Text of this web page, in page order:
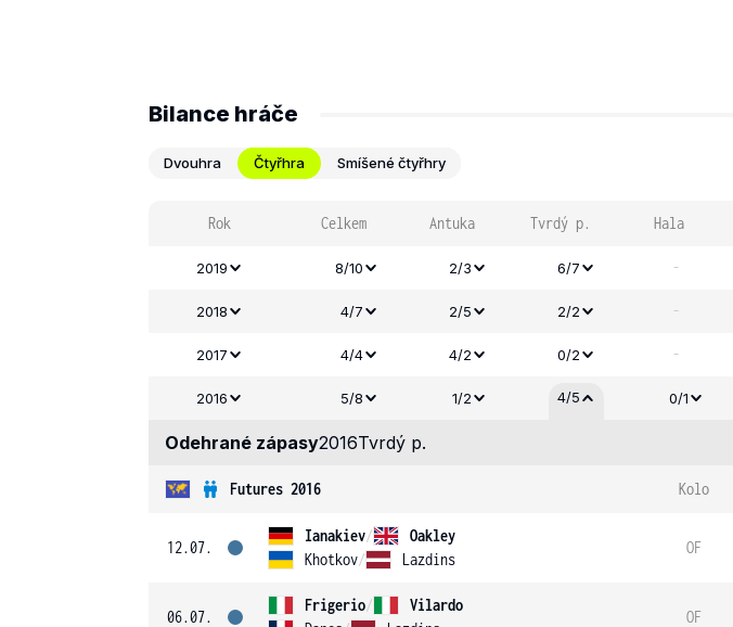
Bilance hráče
Dvouhra Čtyřhra Smíšené čtyřhry
Rok Celkem Antuka Tvrdý p. Hala
2019 8/10 2/3 6/7 -
2018 4/7 2/5 2/2 -
2017 4/4 4/2 0/2 -
2016 5/8 1/2 4/5 0/1
Odehrané zápasy2016Tvrdý p.
Futures 2016 Kolo
12.07.
Ianakiev/
Oakley
Khotkov/ Lazdins
OF
06.07.
Frigerio/
Vilardo
OF